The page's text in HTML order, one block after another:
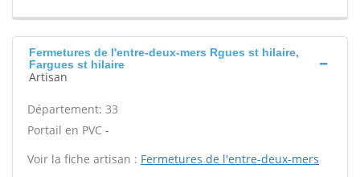
Fermetures de l'entre-deux-mers Rgues st hilaire,
Fargues st hilaire
Artisan
Département: 33
Portail en PVC -
Voir la fiche artisan : Fermetures de l'entre-deux-mers